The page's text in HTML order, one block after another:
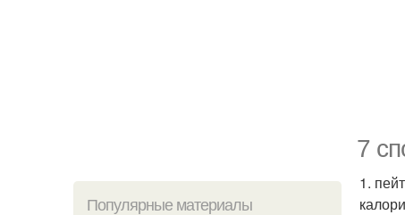
7
Популярные материалы
1.